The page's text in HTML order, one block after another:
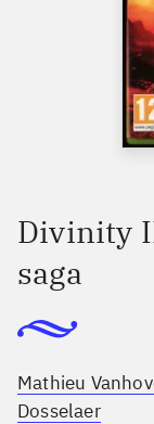
Divinity
saga
Mathieu
Dosselaer